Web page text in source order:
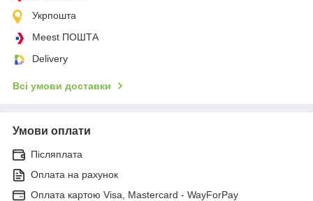
Укрпошта
Meest ПОШТА
Delivery
Всі умови доставки
Умови оплати
Післяплата
Оплата на рахунок
Оплата картою Visa, Mastercard - WayForPay